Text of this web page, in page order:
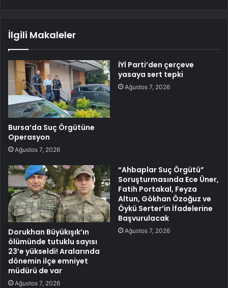
İlgili Makaleler
Bursa’da Suç Örgütüne
Operasyon
Ağustos 7, 2026
İYİ Parti’den çerçeve
yasaya sert tepki
Ağustos 7, 2026
Dorukhan Büyükışık’ın
ölümünde tutuklu sayısı
23’e yükseldi! Aralarında
dönemin ilçe emniyet
müdürü de var
Ağustos 7, 2026
“Ahbaplar Suç Örgütü”
Soruşturmasında Ece Üner,
Fatih Portakal, Feyza
Altun, Gökhan Özoğuz ve
Öykü Serter’in İfadelerine
Başvurulacak
Ağustos 7, 2026